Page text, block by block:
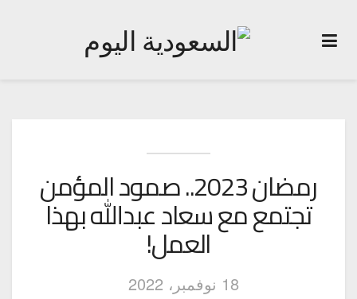
رمضان 2023.. صمود المؤمن
تجتمع مع سعاد عبدالله بهذا
العمل!
18 نوفمبر، 2022